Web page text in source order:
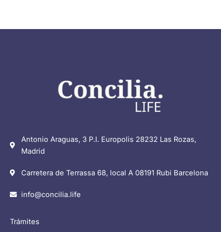
Antonio Araguas, 3 P.I. Europolis 28232 Las Rozas,
Madrid
Carretera de Terrassa 68, local A 08191 Rubi Barcelona
info@concilia.life
Trámites